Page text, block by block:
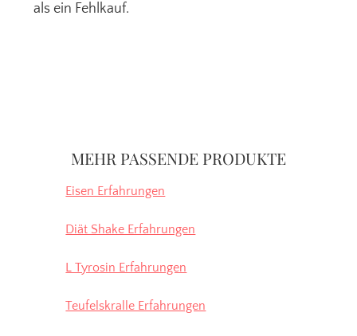
als ein Fehlkauf.
MEHR PASSENDE PRODUKTE
Eisen Erfahrungen
Diät Shake Erfahrungen
L Tyrosin Erfahrungen
Teufelskralle Erfahrungen